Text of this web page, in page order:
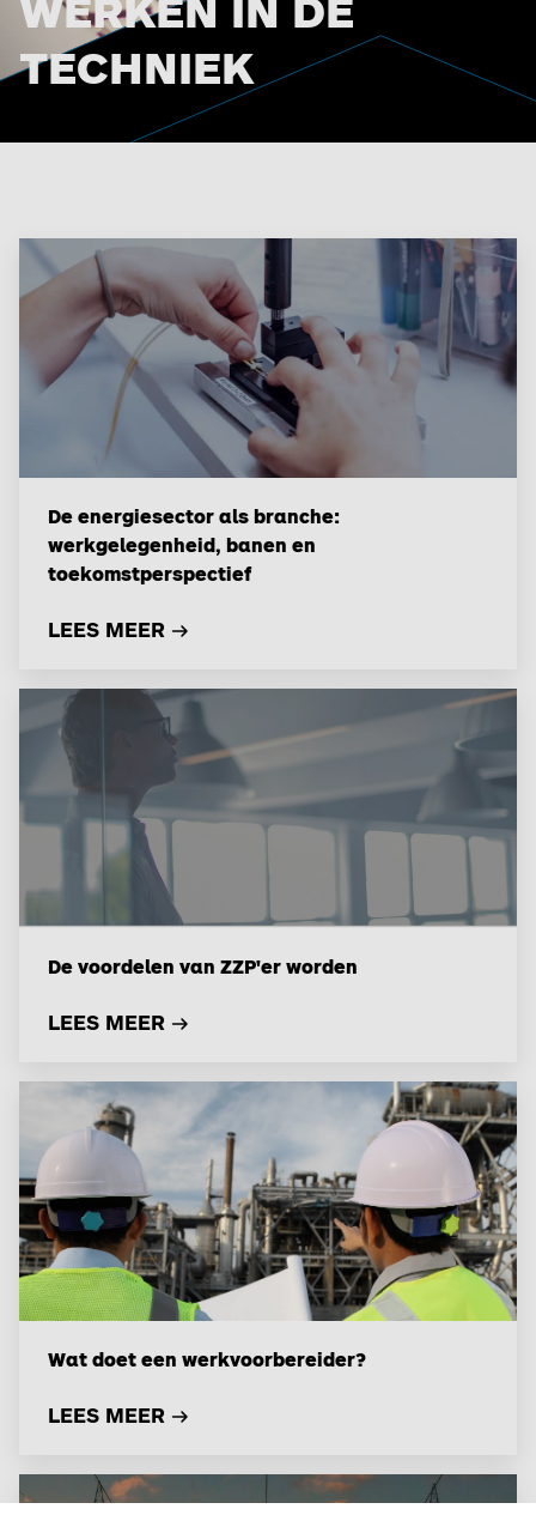
TECHNIEK
De energiesector als branche:
werkgelegenheid, banen en
toekomstperspectief
LEES MEER
De voordelen van ZZP'er worden
LEES MEER
Wat doet een werkvoorbereider?
LEES MEER